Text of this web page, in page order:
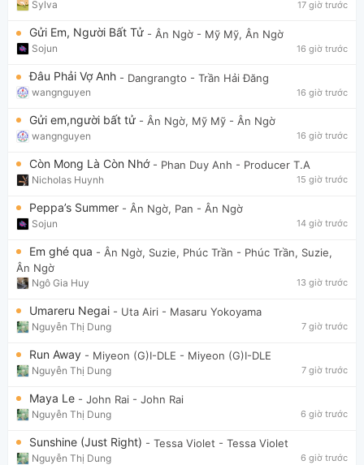
Sylva 17 giờ trước
Gửi Em, Người Bất Tử - Ân Ngờ - Mỹ Mỹ, Ân Ngờ
Sojun 16 giờ trước
Đâu Phải Vợ Anh - Dangrangto - Trần Hải Đăng
wangnguyen 16 giờ trước
Gửi em,người bất tử - Ân Ngờ, Mỹ Mỹ - Ân Ngờ
wangnguyen 16 giờ trước
Còn Mong Là Còn Nhớ - Phan Duy Anh - Producer T.A
Nicholas Huynh 15 giờ trước
Peppa’s Summer - Ân Ngờ, Pan - Ân Ngờ
Sojun 14 giờ trước
Em ghé qua - Ân Ngờ, Suzie, Phúc Trần - Phúc Trần, Suzie,
Ân Ngờ
Ngô Gia Huy 13 giờ trước
Umareru Negai - Uta Airi - Masaru Yokoyama
Nguyễn Thị Dung 7 giờ trước
Run Away - Miyeon (G)I-DLE - Miyeon (G)I-DLE
Nguyễn Thị Dung 7 giờ trước
Maya Le - John Rai - John Rai
Nguyễn Thị Dung 6 giờ trước
Sunshine (Just Right) - Tessa Violet - Tessa Violet
Nguyễn Thị Dung 6 giờ trước